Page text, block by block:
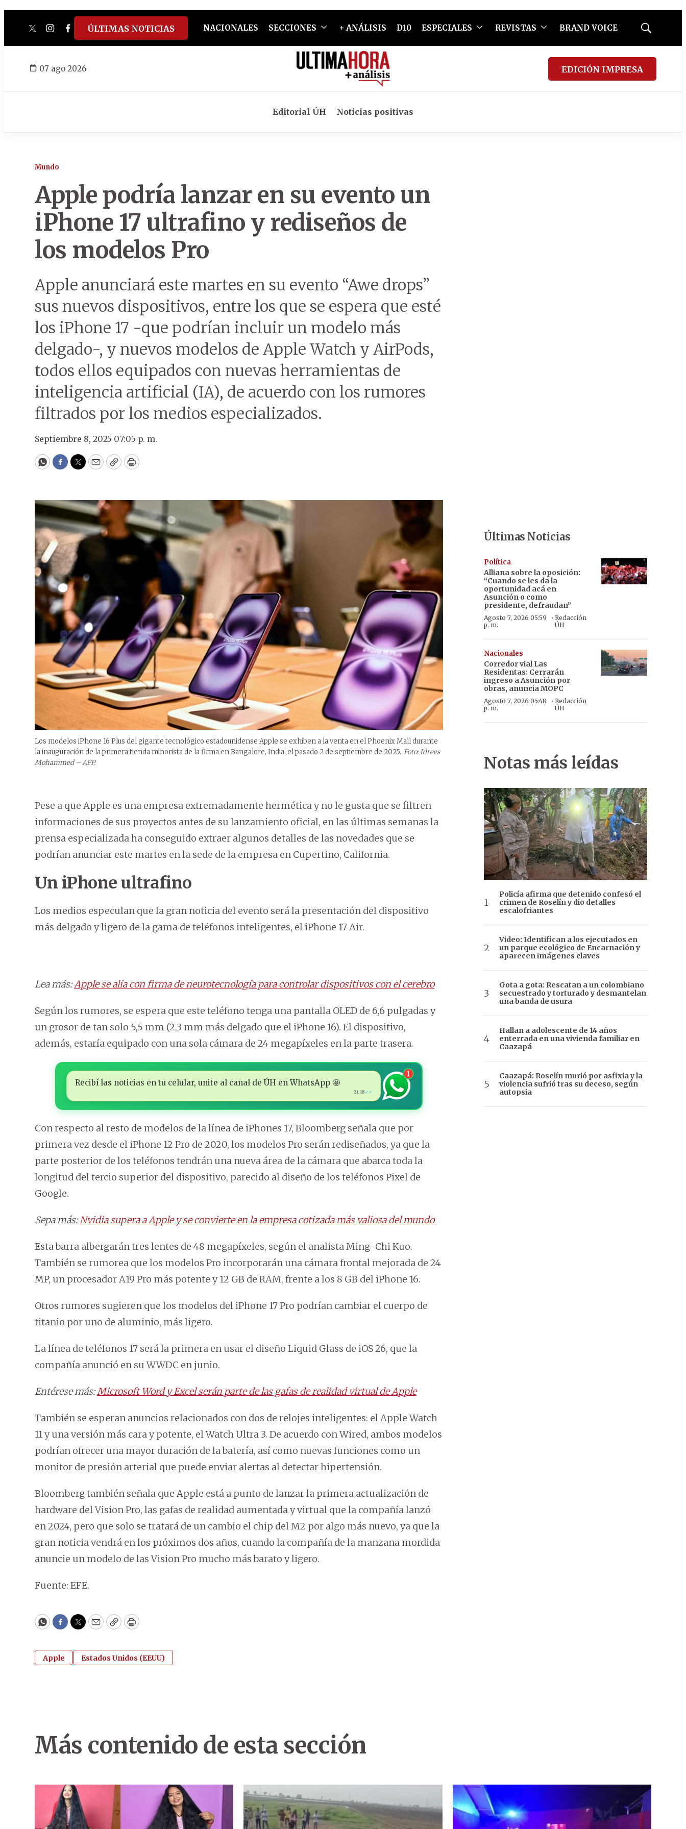
twitterinstagram
facebook
tiktokyoutube
spotify
ÚLTIMAS NOTICIAS NACIONALES SECCIONES + ANÁLISIS D10 ESPECIALES REVISTAS BRAND VOICE
Mostrar
07 ago 2026 EDICIÓN IMPRESA
Editorial ÚH Noticias positivas
Mundo
Apple podría lanzar en su evento un
iPhone 17 ultrafino y rediseños de
los modelos Pro
Apple anunciará este martes en su evento “Awe drops”
sus nuevos dispositivos, entre los que se espera que esté
los iPhone 17 -que podrían incluir un modelo más
delgado-, y nuevos modelos de Apple Watch y AirPods,
todos ellos equipados con nuevas herramientas de
inteligencia artificial (IA), de acuerdo con los rumores
filtrados por los medios especializados.
Septiembre 8, 2025 07:05 p. m.
WhatsApp
Facebook
Twitter
EmailCopyPrint
Los modelos iPhone 16 Plus del gigante tecnológico estadounidense Apple se exhiben a la venta en el Phoenix Mall durante
la inauguración de la primera tienda minorista de la firma en Bangalore, India, el pasado 2 de septiembre de 2025. Foto: Idrees
Mohammed – AFP.
Pese a que Apple es una empresa extremadamente hermética y no le gusta que se filtren
informaciones de sus proyectos antes de su lanzamiento oficial, en las últimas semanas la
prensa especializada ha conseguido extraer algunos detalles de las novedades que se
podrían anunciar este martes en la sede de la empresa en Cupertino, California.
Un iPhone ultrafino
Los medios especulan que la gran noticia del evento será la presentación del dispositivo
más delgado y ligero de la gama de teléfonos inteligentes, el iPhone 17 Air.
Lea más:Apple se alía con firma de neurotecnología para controlar dispositivos con el cerebro
Según los rumores, se espera que este teléfono tenga una pantalla OLED de 6,6 pulgadas y
un grosor de tan solo 5,5 mm (2,3 mm más delgado que el iPhone 16). El dispositivo,
además, estaría equipado con una sola cámara de 24 megapíxeles en la parte trasera.
Recibí las noticias en tu celular, unite al canal de ÚH en WhatsApp 🤩
21:18 ✓✓
1
Con respecto al resto de modelos de la línea de iPhones 17, Bloomberg señala que por
primera vez desde el iPhone 12 Pro de 2020, los modelos Pro serán rediseñados, ya que la
parte posterior de los teléfonos tendrán una nueva área de la cámara que abarca toda la
longitud del tercio superior del dispositivo, parecido al diseño de los teléfonos Pixel de
Google.
Sepa más:Nvidia supera a Apple y se convierte en la empresa cotizada más valiosa del mundo
Esta barra albergarán tres lentes de 48 megapíxeles, según el analista Ming-Chi Kuo.
También se rumorea que los modelos Pro incorporarán una cámara frontal mejorada de 24
MP, un procesador A19 Pro más potente y 12 GB de RAM, frente a los 8 GB del iPhone 16.
Otros rumores sugieren que los modelos del iPhone 17 Pro podrían cambiar el cuerpo de
titanio por uno de aluminio, más ligero.
La línea de teléfonos 17 será la primera en usar el diseño Liquid Glass de iOS 26, que la
compañía anunció en su WWDC en junio.
Entérese más:Microsoft Word y Excel serán parte de las gafas de realidad virtual de Apple
También se esperan anuncios relacionados con dos de relojes inteligentes: el Apple Watch
11 y una versión más cara y potente, el Watch Ultra 3. De acuerdo con Wired, ambos modelos
podrían ofrecer una mayor duración de la batería, así como nuevas funciones como un
monitor de presión arterial que puede enviar alertas al detectar hipertensión.
Bloomberg también señala que Apple está a punto de lanzar la primera actualización de
hardware del Vision Pro, las gafas de realidad aumentada y virtual que la compañía lanzó
en 2024, pero que solo se tratará de un cambio el chip del M2 por algo más nuevo, ya que la
gran noticia vendrá en los próximos dos años, cuando la compañía de la manzana mordida
anuncie un modelo de las Vision Pro mucho más barato y ligero.
Fuente: EFE.
WhatsApp
Facebook
Twitter
EmailCopyPrint
Apple Estados Unidos (EEUU)
Últimas Noticias
Política
Alliana sobre la oposición:
“Cuando se les da la
oportunidad acá en
Asunción o como
presidente, defraudan”
Agosto 7, 2026 05:59
p. m.
·Redacción
ÚH
Nacionales
Corredor vial Las
Residentas: Cerrarán
ingreso a Asunción por
obras, anuncia MOPC
Agosto 7, 2026 05:48
p. m.
·Redacción
ÚH
Notas más leídas
Policía afirma que detenido confesó el
crimen de Roselín y dio detalles
escalofriantes
Video: Identifican a los ejecutados en
un parque ecológico de Encarnación y
aparecen imágenes claves
Gota a gota: Rescatan a un colombiano
secuestrado y torturado y desmantelan
una banda de usura
Hallan a adolescente de 14 años
enterrada en una vivienda familiar en
Caazapá
Caazapá: Roselín murió por asfixia y la
violencia sufrió tras su deceso, según
autopsia
Más contenido de esta sección